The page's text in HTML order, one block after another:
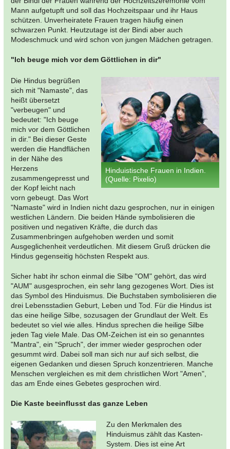
Mann aufgetupft und soll das Hochzeitspaar und ihr Haus
schützen. Unverheiratete Frauen tragen häufig einen
schwarzen Punkt. Heutzutage ist der Bindi aber auch
Modeschmuck und wird schon von jungen Mädchen getragen.
"Ich beuge mich vor dem Göttlichen in dir"
Hinduistische Frauen in Indien.
(Quelle: Pixelio)
Die Hindus begrüßen
sich mit "Namaste", das
heißt übersetzt
"verbeugen" und
bedeutet: "Ich beuge
mich vor dem Göttlichen
in dir." Bei dieser Geste
werden die Handflächen
in der Nähe des
Herzens
zusammengepresst und
der Kopf leicht nach
vorn gebeugt. Das Wort
"Namaste" wird in Indien nicht dazu gesprochen, nur in einigen
westlichen Ländern. Die beiden Hände symbolisieren die
positiven und negativen Kräfte, die durch das
Zusammenbringen aufgehoben werden und somit
Ausgeglichenheit verdeutlichen. Mit diesem Gruß drücken die
Hindus gegenseitig höchsten Respekt aus.
Sicher habt ihr schon einmal die Silbe "OM" gehört, das wird
"AUM" ausgesprochen, ein sehr lang gezogenes Wort. Dies ist
das Symbol des Hinduismus. Die Buchstaben symbolisieren die
drei Lebensstadien Geburt, Leben und Tod. Für die Hindus ist
das eine heilige Silbe, sozusagen der Grundlaut der Welt. Es
bedeutet so viel wie alles. Hindus sprechen die heilige Silbe
jeden Tag viele Male. Das OM-Zeichen ist ein so genanntes
"Mantra", ein "Spruch", der immer wieder gesprochen oder
gesummt wird. Dabei soll man sich nur auf sich selbst, die
eigenen Gedanken und diesen Spruch konzentrieren. Manche
Menschen vergleichen es mit dem christlichen Wort "Amen",
das am Ende eines Gebetes gesprochen wird.
Die Kaste beeinflusst das ganze Leben
Zu den Merkmalen des
Hinduismus zählt das Kasten-
System. Dies ist eine Art